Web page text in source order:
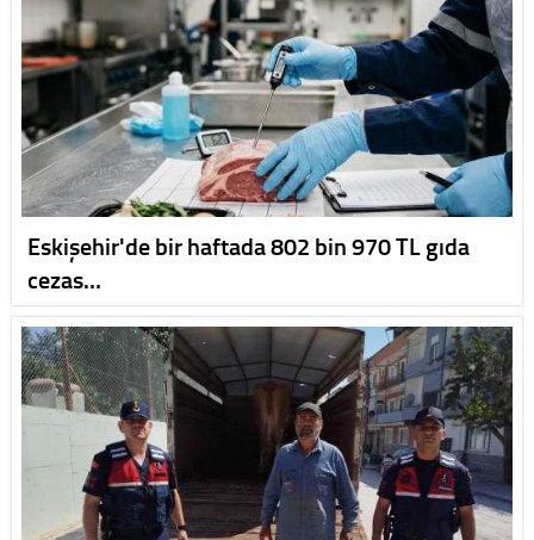
Eskişehir'de bir haftada 802 bin 970 TL gıda
cezas…